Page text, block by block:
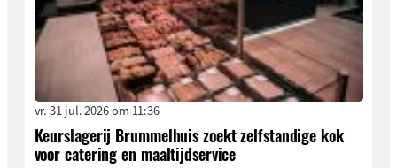
vr. 31 jul. 2026 om 11:36
Keurslagerij Brummelhuis zoekt zelfstandige kok
voor catering en maaltijdservice